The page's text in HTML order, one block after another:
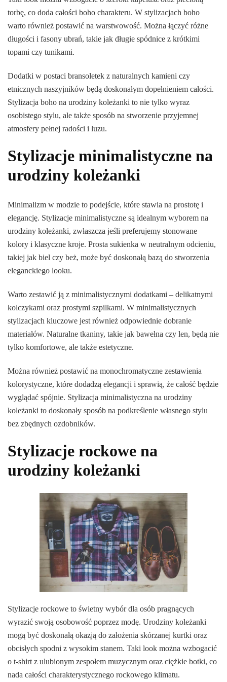
torbę, co doda całości boho charakteru. W stylizacjach boho
warto również postawić na warstwowość. Można łączyć różne
długości i fasony ubrań, takie jak długie spódnice z krótkimi
topami czy tunikami.
Dodatki w postaci bransoletek z naturalnych kamieni czy
etnicznych naszyjników będą doskonałym dopełnieniem całości.
Stylizacja boho na urodziny koleżanki to nie tylko wyraz
osobistego stylu, ale także sposób na stworzenie przyjemnej
atmosfery pełnej radości i luzu.
Stylizacje minimalistyczne na
urodziny koleżanki
Minimalizm w modzie to podejście, które stawia na prostotę i
elegancję. Stylizacje minimalistyczne są idealnym wyborem na
urodziny koleżanki, zwłaszcza jeśli preferujemy stonowane
kolory i klasyczne kroje. Prosta sukienka w neutralnym odcieniu,
takiej jak biel czy beż, może być doskonałą bazą do stworzenia
eleganckiego looku.
Warto zestawić ją z minimalistycznymi dodatkami – delikatnymi
kolczykami oraz prostymi szpilkami. W minimalistycznych
stylizacjach kluczowe jest również odpowiednie dobranie
materiałów. Naturalne tkaniny, takie jak bawełna czy len, będą nie
tylko komfortowe, ale także estetyczne.
Można również postawić na monochromatyczne zestawienia
kolorystyczne, które dodadzą elegancji i sprawią, że całość będzie
wyglądać spójnie. Stylizacja minimalistyczna na urodziny
koleżanki to doskonały sposób na podkreślenie własnego stylu
bez zbędnych ozdobników.
Stylizacje rockowe na
urodziny koleżanki
Stylizacje rockowe to świetny wybór dla osób pragnących
wyrazić swoją osobowość poprzez modę. Urodziny koleżanki
mogą być doskonałą okazją do założenia skórzanej kurtki oraz
obcisłych spodni z wysokim stanem. Taki look można wzbogacić
o t-shirt z ulubionym zespołem muzycznym oraz ciężkie botki, co
nada całości charakterystycznego rockowego klimatu.